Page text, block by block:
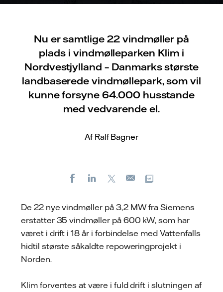
Nu er samtlige 22 vindmøller på
plads i vindmølleparken Klim i
Nordvestjylland – Danmarks største
landbaserede vindmøllepark, som vil
kunne forsyne 64.000 husstande
med vedvarende el.
Af Ralf Bagner
FacebookLinkedIn
E-
De 22 nye vindmøller på 3,2 MW fra Siemens
erstatter 35 vindmøller på 600 kW, som har
været i drift i 18 år i forbindelse med Vattenfalls
hidtil største såkaldte repoweringprojekt i
Norden.
Klim forventes at være i fuld drift i slutningen af